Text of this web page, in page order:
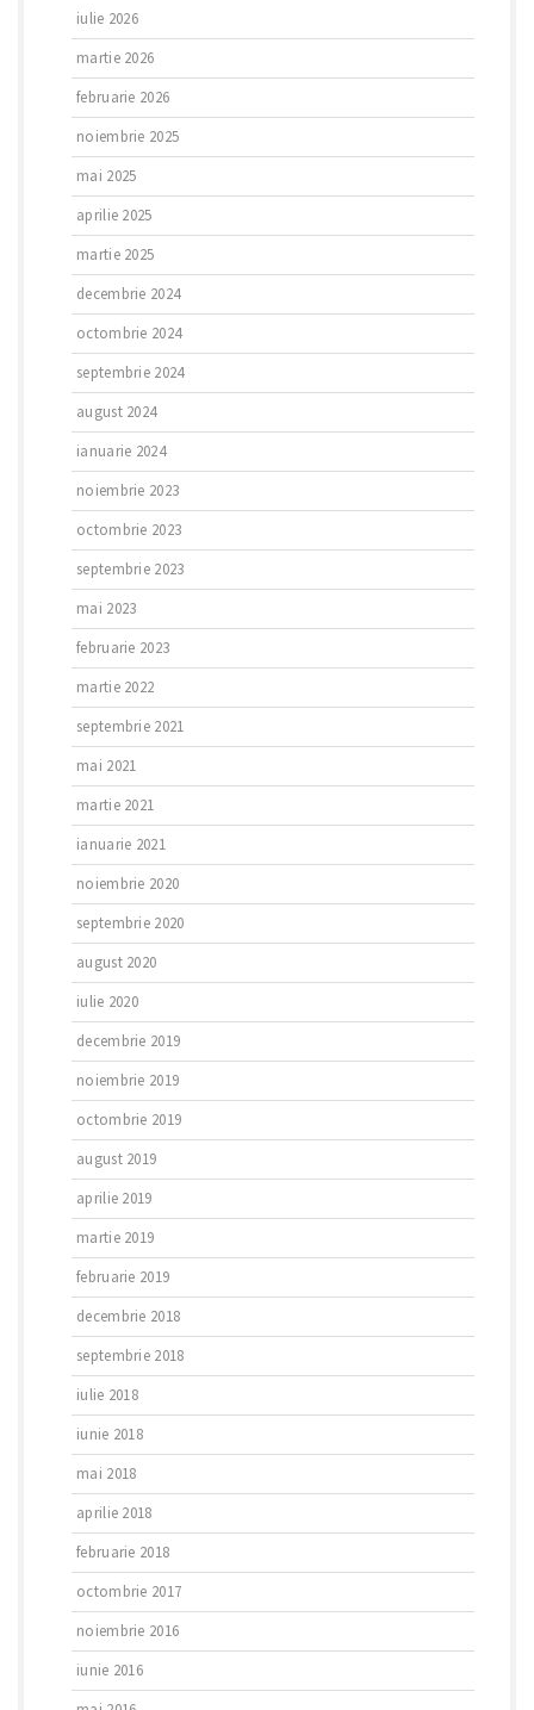
iulie 2026
martie 2026
februarie 2026
noiembrie 2025
mai 2025
aprilie 2025
martie 2025
decembrie 2024
octombrie 2024
septembrie 2024
august 2024
ianuarie 2024
noiembrie 2023
octombrie 2023
septembrie 2023
mai 2023
februarie 2023
martie 2022
septembrie 2021
mai 2021
martie 2021
ianuarie 2021
noiembrie 2020
septembrie 2020
august 2020
iulie 2020
decembrie 2019
noiembrie 2019
octombrie 2019
august 2019
aprilie 2019
martie 2019
februarie 2019
decembrie 2018
septembrie 2018
iulie 2018
iunie 2018
mai 2018
aprilie 2018
februarie 2018
octombrie 2017
noiembrie 2016
iunie 2016